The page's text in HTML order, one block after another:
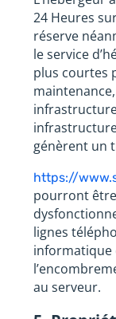
24 Heures
réserve
le service
plus courtes
génèrent un
https://
pourront
lignes
informatique
au serveur.